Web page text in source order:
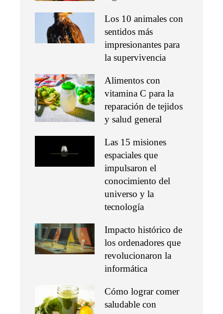
Los 10 animales con
sentidos más
impresionantes para
la supervivencia
Alimentos con
vitamina C para la
reparación de tejidos
y salud general
Las 15 misiones
espaciales que
impulsaron el
conocimiento del
universo y la
tecnología
Impacto histórico de
los ordenadores que
revolucionaron la
informática
Cómo lograr comer
saludable con